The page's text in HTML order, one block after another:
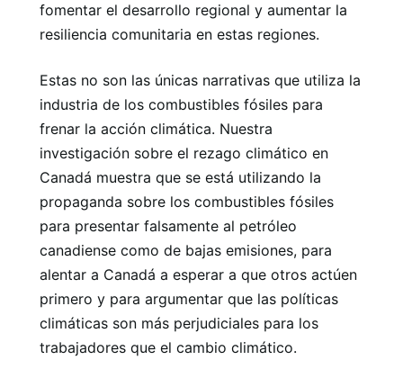
fomentar el desarrollo regional y aumentar la
resiliencia comunitaria en estas regiones.
Estas no son las únicas narrativas que utiliza la
industria de los combustibles fósiles para
frenar la acción climática. Nuestra
investigación sobre el rezago climático en
Canadá muestra que se está utilizando la
propaganda sobre los combustibles fósiles
para presentar falsamente al petróleo
canadiense como de bajas emisiones, para
alentar a Canadá a esperar a que otros actúen
primero y para argumentar que las políticas
climáticas son más perjudiciales para los
trabajadores que el cambio climático.